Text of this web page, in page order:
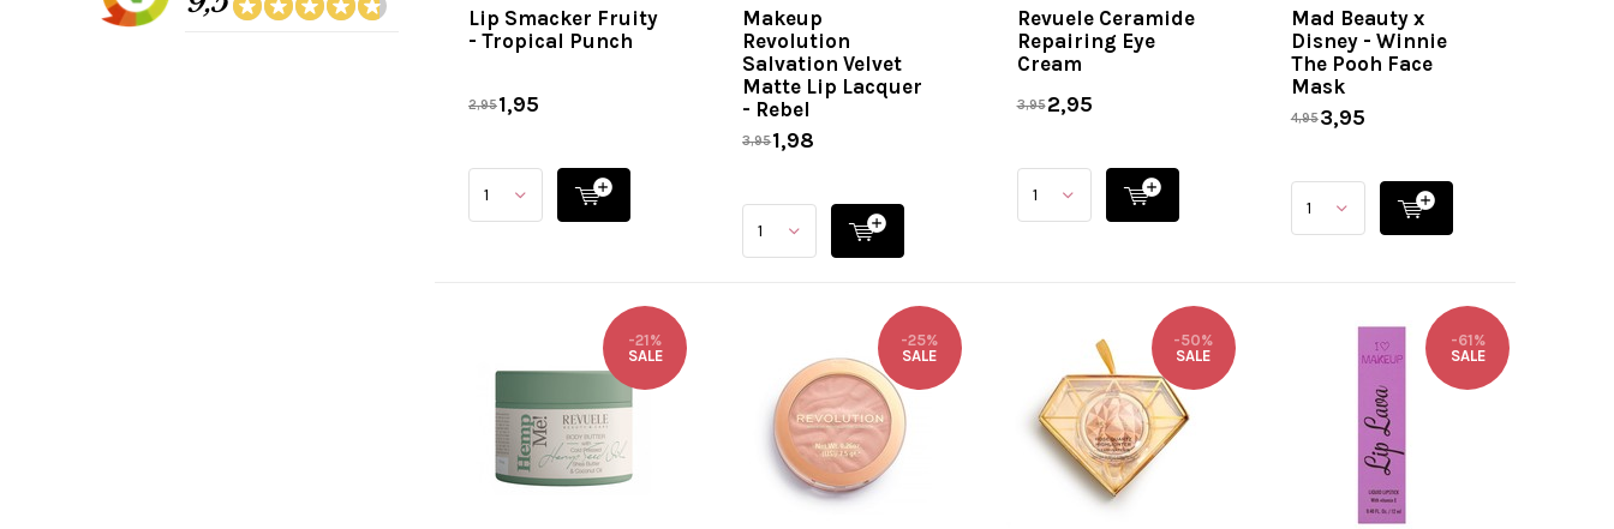
Lip Smacker Fruity
- Tropical Punch
2,951,95
Makeup
Revolution
Salvation Velvet
Matte Lip Lacquer
- Rebel
3,951,98
Revuele Ceramide
Repairing Eye
Cream
3,952,95
Mad Beauty x
Disney - Winnie
The Pooh Face
Mask
4,953,95
-21%
SALE
-25%
SALE
-50%
SALE
-61%
SALE